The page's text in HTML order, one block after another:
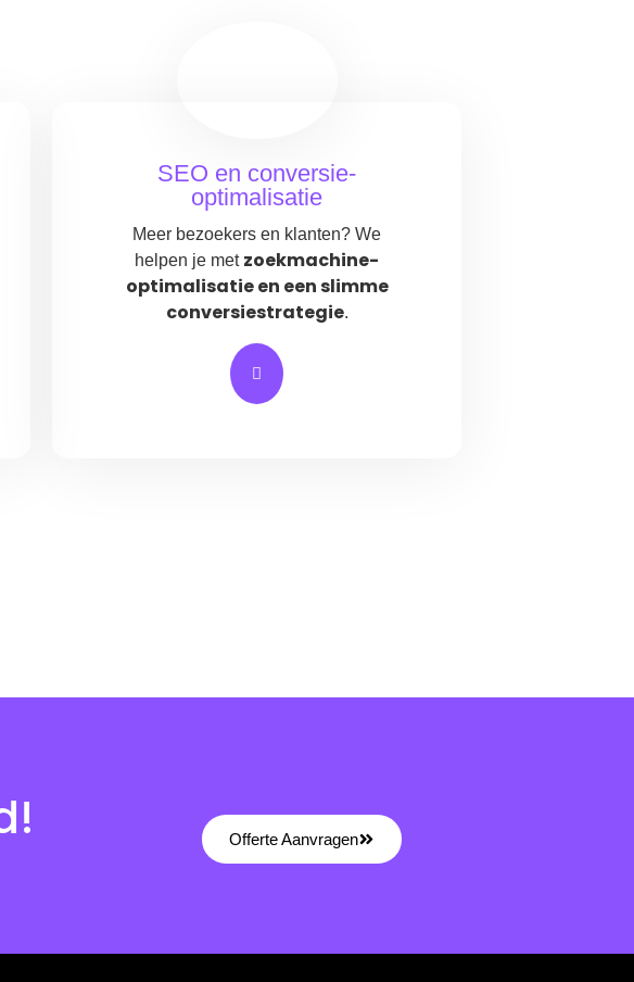
SEO en conversie-
optimalisatie
Meer bezoekers en klanten? We
helpen je met zoekmachine-
optimalisatie en een slimme
conversiestrategie.
Offerte Aanvragen